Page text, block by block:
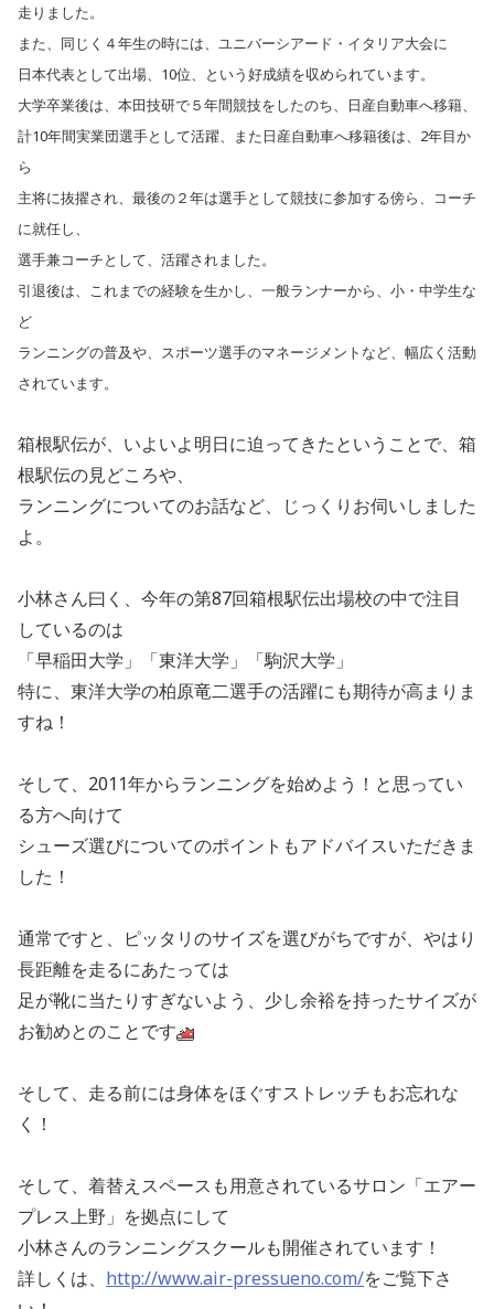
走りました。
また、同じく４年生の時には、ユニバーシアード・イタリア大会に
日本代表として出場、10位、という好成績を収められています。
大学卒業後は、本田技研で５年間競技をしたのち、日産自動車へ移籍、
計10年間実業団選手として活躍、また日産自動車へ移籍後は、2年目か
ら
主将に抜擢され、最後の２年は選手として競技に参加する傍ら、コーチ
に就任し、
選手兼コーチとして、活躍されました。
引退後は、これまでの経験を生かし、一般ランナーから、小・中学生な
ど
ランニングの普及や、スポーツ選手のマネージメントなど、幅広く活動
されています。
箱根駅伝が、いよいよ明日に迫ってきたということで、箱
根駅伝の見どころや、
ランニングについてのお話など、じっくりお伺いしました
よ。
小林さん曰く、今年の第87回箱根駅伝出場校の中で注目
しているのは
「早稲田大学」「東洋大学」「駒沢大学」
特に、東洋大学の柏原竜二選手の活躍にも期待が高まりま
すね！
そして、2011年からランニングを始めよう！と思ってい
る方へ向けて
シューズ選びについてのポイントもアドバイスいただきま
した！
通常ですと、ピッタリのサイズを選びがちですが、やはり
長距離を走るにあたっては
足が靴に当たりすぎないよう、少し余裕を持ったサイズが
お勧めとのことです
そして、走る前には身体をほぐすストレッチもお忘れな
く！
そして、着替えスペースも用意されているサロン「エアー
プレス上野」を拠点にして
小林さんのランニングスクールも開催されています！
詳しくは、 http://www.air-pressueno.com/をご覧下さ